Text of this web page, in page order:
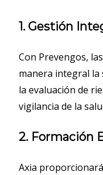
1. Gestión
Con Prevengos,
manera integral la
la evaluación de
vigilancia de la
2. Formación
Axia